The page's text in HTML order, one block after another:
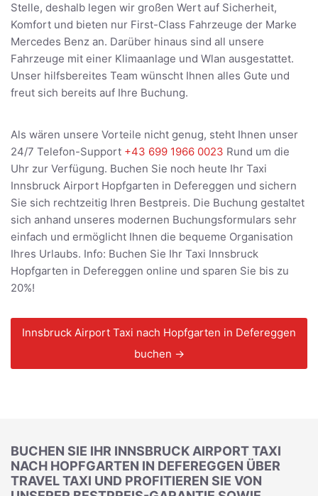
Stelle, deshalb legen wir großen Wert auf Sicherheit,
Komfort und bieten nur First-Class Fahrzeuge der Marke
Mercedes Benz an. Darüber hinaus sind all unsere
Fahrzeuge mit einer Klimaanlage und Wlan ausgestattet.
Unser hilfsbereites Team wünscht Ihnen alles Gute und
freut sich bereits auf Ihre Buchung.
Als wären unsere Vorteile nicht genug, steht Ihnen unser
24/7 Telefon-Support +43 699 1966 0023 Rund um die
Uhr zur Verfügung. Buchen Sie noch heute Ihr Taxi
Innsbruck Airport Hopfgarten in Defereggen und sichern
Sie sich rechtzeitig Ihren Bestpreis. Die Buchung gestaltet
sich anhand unseres modernen Buchungsformulars sehr
einfach und ermöglicht Ihnen die bequeme Organisation
Ihres Urlaubs. Info: Buchen Sie Ihr Taxi Innsbruck
Hopfgarten in Defereggen online und sparen Sie bis zu
20%!
Innsbruck Airport Taxi nach Hopfgarten in Defereggen
buchen →
BUCHEN SIE IHR INNSBRUCK AIRPORT TAXI
NACH HOPFGARTEN IN DEFEREGGEN ÜBER
TRAVEL TAXI UND PROFITIEREN SIE VON